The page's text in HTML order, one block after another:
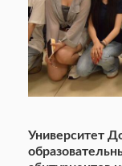
Университет